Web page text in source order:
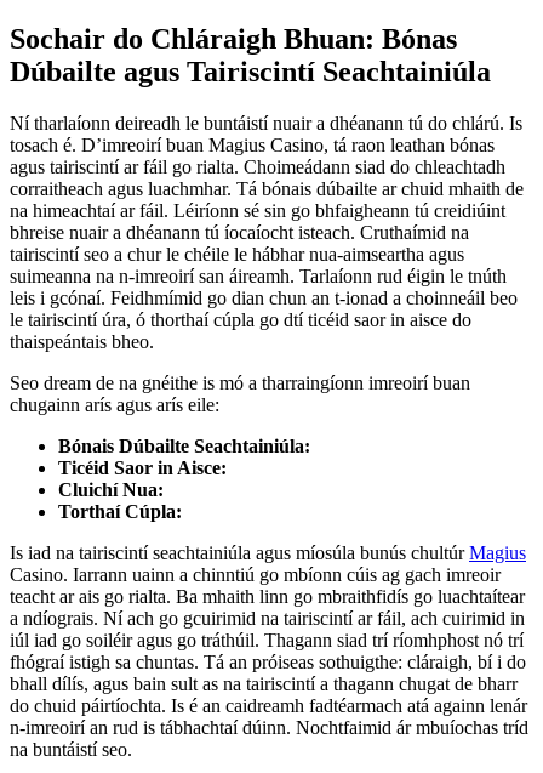
Sochair do Chláraigh Bhuan: Bónas
Dúbailte agus Tairiscintí Seachtainiúla
Ní tharlaíonn deireadh le buntáistí nuair a dhéanann tú do chlárú. Is
tosach é. D’imreoirí buan Magius Casino, tá raon leathan bónas
agus tairiscintí ar fáil go rialta. Choimeádann siad do chleachtadh
corraitheach agus luachmhar. Tá bónais dúbailte ar chuid mhaith de
na himeachtaí ar fáil. Léiríonn sé sin go bhfaigheann tú creidiúint
bhreise nuair a dhéanann tú íocaíocht isteach. Cruthaímid na
tairiscintí seo a chur le chéile le hábhar nua-aimseartha agus
suimeanna na n-imreoirí san áireamh. Tarlaíonn rud éigin le tnúth
leis i gcónaí. Feidhmímid go dian chun an t-ionad a choinneáil beo
le tairiscintí úra, ó thorthaí cúpla go dtí ticéid saor in aisce do
thaispeántais bheo.
Seo dream de na gnéithe is mó a tharraingíonn imreoirí buan
chugainn arís agus arís eile:
Bónais Dúbailte Seachtainiúla:
Ticéid Saor in Aisce:
Cluichí Nua:
Torthaí Cúpla:
Is iad na tairiscintí seachtainiúla agus míosúla bunús chultúrMagius
Casino. Iarrann uainn a chinntiú go mbíonn cúis ag gach imreoir
teacht ar ais go rialta. Ba mhaith linn go mbraithfidís go luachtaítear
a ndíograis. Ní ach go gcuirimid na tairiscintí ar fáil, ach cuirimid in
iúl iad go soiléir agus go tráthúil. Thagann siad trí ríomhphost nó trí
fhógraí istigh sa chuntas. Tá an próiseas sothuigthe: cláraigh, bí i do
bhall dílís, agus bain sult as na tairiscintí a thagann chugat de bharr
do chuid páirtíochta. Is é an caidreamh fadtéarmach atá againn lenár
n-imreoirí an rud is tábhachtaí dúinn. Nochtfaimid ár mbuíochas tríd
na buntáistí seo.